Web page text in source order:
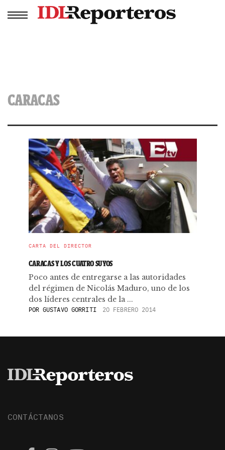
CARACAS
CARTA DEL DIRECTOR
CARACAS Y LOS CUATRO SUYOS
Poco antes de entregarse a las autoridades
del régimen de Nicolás Maduro, uno de los
dos líderes centrales de la ...
POR GUSTAVO GORRITI 20 FEBRERO 2014
CONTÁCTANOS